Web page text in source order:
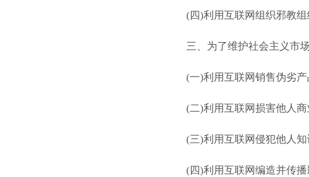
(四)利用互联网组织邪教
三、为了维护社会主义市
(一)利用互联网销售伪劣
(二)利用互联网损害他人
(三)利用互联网侵犯他人
(四)利用互联网编造并传